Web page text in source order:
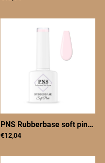
PNSRBrosy7 PNS Rubberbase soft pink 7 ml
€12,04